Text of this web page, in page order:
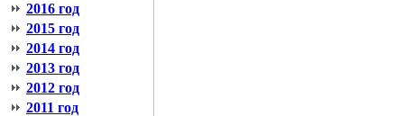
2016 год
2015 год
2014 год
2013 год
2012 год
2011 год